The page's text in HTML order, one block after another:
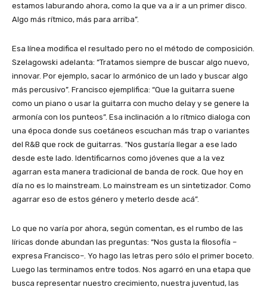
estamos laburando ahora, como la que va a ir a un primer disco.
Algo más rítmico, más para arriba”.
Esa línea modifica el resultado pero no el método de composición.
Szelagowski adelanta: “Tratamos siempre de buscar algo nuevo,
innovar. Por ejemplo, sacar lo armónico de un lado y buscar algo
más percusivo”. Francisco ejemplifica: “Que la guitarra suene
como un piano o usar la guitarra con mucho delay y se genere la
armonía con los punteos”. Esa inclinación a lo rítmico dialoga con
una época donde sus coetáneos escuchan más trap o variantes
del R&B que rock de guitarras. “Nos gustaría llegar a ese lado
desde este lado. Identificarnos como jóvenes que a la vez
agarran esta manera tradicional de banda de rock. Que hoy en
día no es lo mainstream. Lo mainstream es un sintetizador. Como
agarrar eso de estos género y meterlo desde acá”.
Lo que no varía por ahora, según comentan, es el rumbo de las
líricas donde abundan las preguntas: “Nos gusta la filosofía –
expresa Francisco–. Yo hago las letras pero sólo el primer boceto.
Luego las terminamos entre todos. Nos agarró en una etapa que
busca representar nuestro crecimiento, nuestra juventud, las